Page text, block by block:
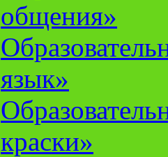
общения»
язык»
краски»